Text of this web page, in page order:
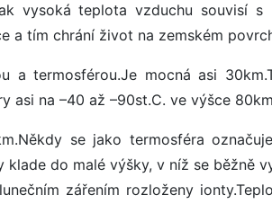
vysoká teplota vzduchu souvisí s
a tím chrání život na zemském
a termosférou.Je mocná asi
asi na –40 až –90st.C. ve výšce
se jako termosféra
do malé výšky, v níž se běžně
zářením rozloženy